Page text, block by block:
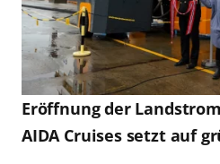
Eröffnung der
AIDA Cruises setzt auf